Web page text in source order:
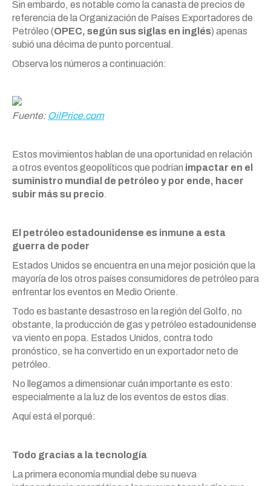
Sin embardo, es notable como la canasta de precios de
referencia de la Organización de Países Exportadores de
Petróleo (OPEC, según sus siglas en inglés) apenas
subió una décima de punto porcentual.
Observa los números a continuación:
Fuente: OilPrice.com
Estos movimientos hablan de una oportunidad en relación
a otros eventos geopolíticos que podrían impactar en el
suministro mundial de petróleo y por ende, hacer
subir más su precio.
El petróleo estadounidense es inmune a esta
guerra de poder
Estados Unidos se encuentra en una mejor posición que la
mayoría de los otros países consumidores de petróleo para
enfrentar los eventos en Medio Oriente.
Todo es bastante desastroso en la región del Golfo, no
obstante, la producción de gas y petróleo estadounidense
va viento en popa. Estados Unidos, contra todo
pronóstico, se ha convertido en un exportador neto de
petróleo.
No llegamos a dimensionar cuán importante es esto:
especialmente a la luz de los eventos de estos días.
Aquí está el porqué:
Todo gracias a la tecnología
La primera economía mundial debe su nueva